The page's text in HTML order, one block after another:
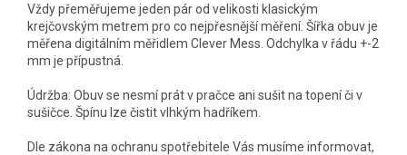
Vždy přeměřujeme jeden pár od velikosti klasickým
krejčovským metrem pro co nejpřesnější měření. Šířka obuv je
měřena digitálním měřidlem Clever Mess. Odchylka v řádu +-2
mm je přípustná.
Údržba: Obuv se nesmí prát v pračce ani sušit na topení či v
sušičce. Špínu lze čistit vlhkým hadříkem.
Dle zákona na ochranu spotřebitele Vás musíme informovat,